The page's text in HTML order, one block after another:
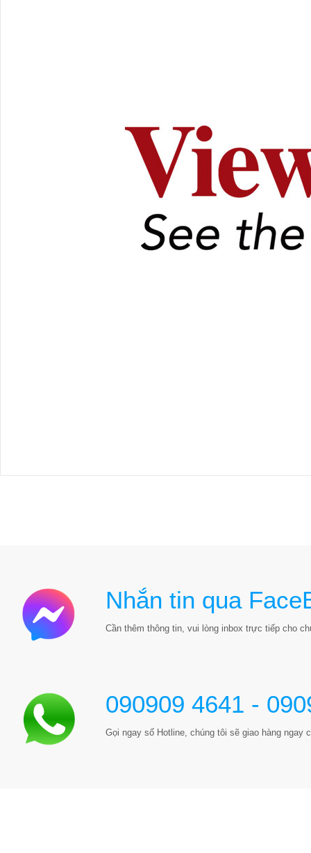
Nhắn tin qua
Cần thêm thông tin, vui lòng inbox trực tiếp cho
090909 4641 -
Gọi ngay số Hotline, chúng tôi sẽ giao hàng ngay